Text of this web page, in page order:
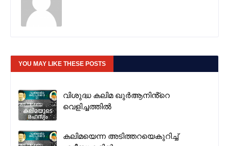
YOU MAY LIKE THESE POSTS
വിശുദ്ധ കലിമ ഖുർആനിൻ്റെ
വെളിച്ചത്തിൽ
കലിമയെന്ന അടിത്തറയെകുറിച്ച്